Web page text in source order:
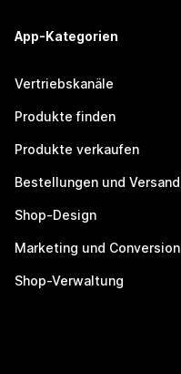
App-Kategorien
Vertriebskanäle
Produkte finden
Produkte verkaufen
Bestellungen und Versand
Shop-Design
Marketing und Conversion
Shop-Verwaltung